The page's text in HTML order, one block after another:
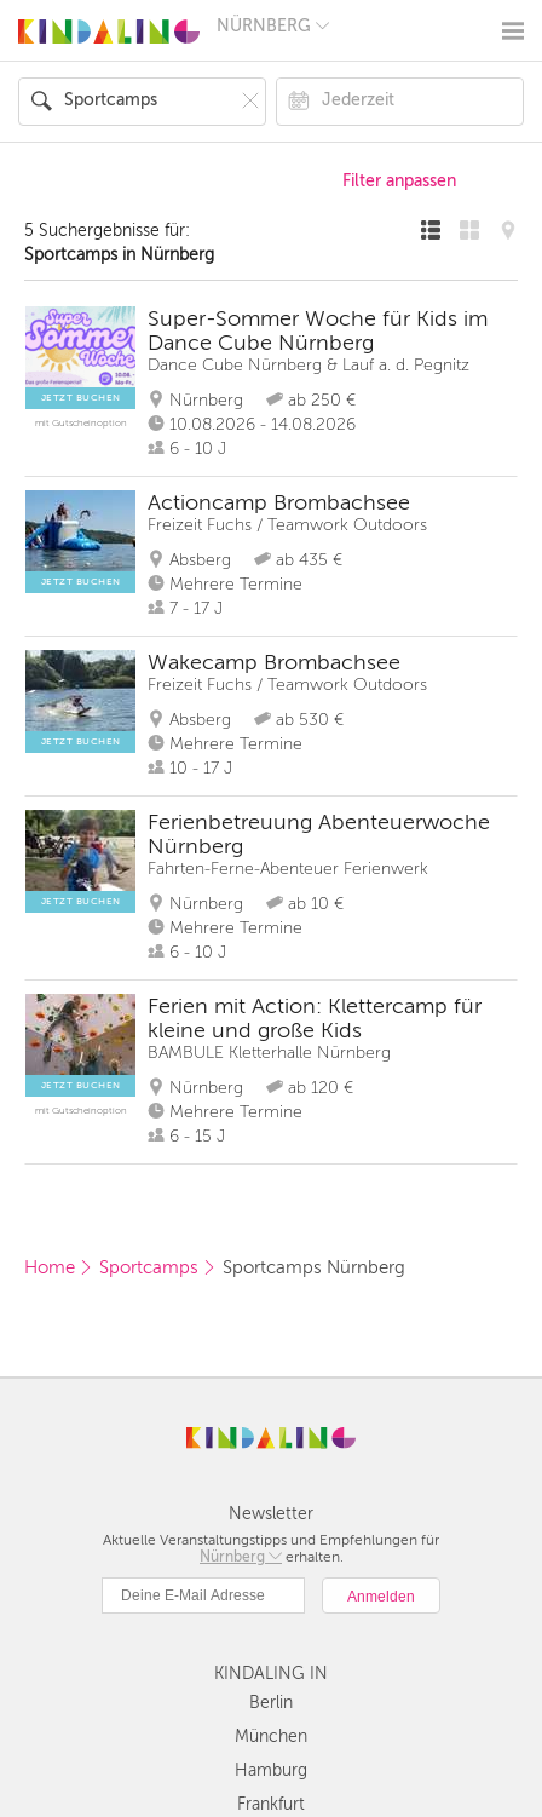
NÜRNBERG
MÜNCHEN
HAMBURG
FRANKFURT
KÖLN
LEIPZIG
DRESDEN
NÜRNBERG
WIEN
ZÜRICH
REGIONEN
5 Suchergebnisse für:
Sportcamps in Nürnberg
JETZT BUCHEN
mit Gutscheinoption
Super-Sommer Woche für Kids im
Dance Cube Nürnberg
Dance Cube Nürnberg & Lauf a. d. Pegnitz
Nürnberg
ab 250 €
10.08.2026 - 14.08.2026
6 - 10 J
JETZT BUCHEN
Actioncamp Brombachsee
Freizeit Fuchs / Teamwork Outdoors
Absberg
ab 435 €
Mehrere Termine
7 - 17 J
JETZT BUCHEN
Wakecamp Brombachsee
Freizeit Fuchs / Teamwork Outdoors
Absberg
ab 530 €
Mehrere Termine
10 - 17 J
JETZT BUCHEN
Ferienbetreuung Abenteuerwoche
Nürnberg
Fahrten-Ferne-Abenteuer Ferienwerk
Nürnberg
ab 10 €
Mehrere Termine
6 - 10 J
JETZT BUCHEN
mit Gutscheinoption
Ferien mit Action: Klettercamp für
kleine und große Kids
BAMBULE Kletterhalle Nürnberg
Nürnberg
ab 120 €
Mehrere Termine
6 - 15 J
Home Sportcamps Sportcamps Nürnberg
Newsletter
Aktuelle Veranstaltungstipps und Empfehlungen für
Nürnberg
Berlin
München
Hamburg
Köln
Düsseldorf
Stuttgart
Essen
erhalten.
KINDALING IN
Berlin
München
Hamburg
Frankfurt